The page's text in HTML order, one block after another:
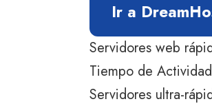
Ir a
Servidores web
Tiempo de
Servidores ultra-